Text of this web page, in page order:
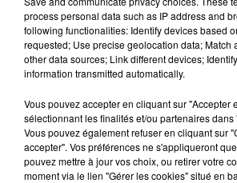
Stars'Terre 2026 : Philippe
les ambitions d'un...
À quelques semaines de la
Stars'Terre, organisée du 18 au 20
Château de Courtalain, Philippe
LES JEUX
process personal data such as IP address and
following functionalities: Identify devices based
requested; Use precise geolocation data; Match
other data sources; Link different devices;
information transmitted automatically.
Vous pouvez accepter en cliquant sur "Accepter
sélectionnant les finalités et/ou partenaires dans
Vous pouvez également refuser en cliquant sur
accepter". Vos préférences ne s'appliqueront
pouvez mettre à jour vos choix, ou retirer votre
moment via le lien "Gérer les cookies" situé en